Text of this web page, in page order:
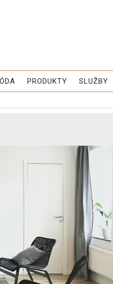
PRODUKTY SLUŽBY